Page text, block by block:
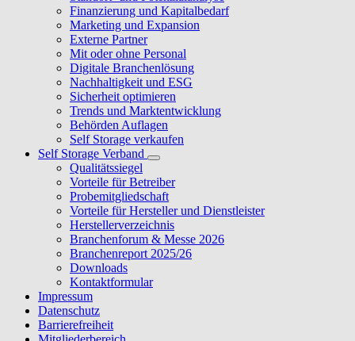
Finanzierung und Kapitalbedarf
Marketing und Expansion
Externe Partner
Mit oder ohne Personal
Digitale Branchenlösung
Nachhaltigkeit und ESG
Sicherheit optimieren
Trends und Marktentwicklung
Behörden Auflagen
Self Storage verkaufen
Self Storage Verband
Qualitätssiegel
Vorteile für Betreiber
Probemitgliedschaft
Vorteile für Hersteller und Dienstleister
Herstellerverzeichnis
Branchenforum & Messe 2026
Branchenreport 2025/26
Downloads
Kontaktformular
Impressum
Datenschutz
Barrierefreiheit